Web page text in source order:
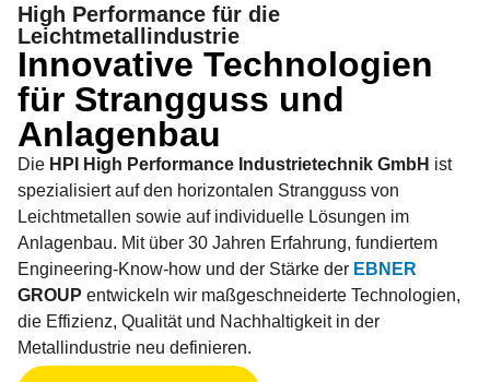
High Performance für die
Leichtmetallindustrie
Innovative Technologien
für Strangguss und
Anlagenbau
Die HPI High Performance Industrietechnik GmbH ist
spezialisiert auf den horizontalen Strangguss von
Leichtmetallen sowie auf individuelle Lösungen im
Anlagenbau. Mit über 30 Jahren Erfahrung, fundiertem
Engineering-Know-how und der Stärke der EBNER
GROUP entwickeln wir maßgeschneiderte Technologien,
die Effizienz, Qualität und Nachhaltigkeit in der
Metallindustrie neu definieren.